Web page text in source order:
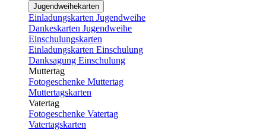
Jugendweihekarten
Einladungskarten Jugendweihe
Dankeskarten Jugendweihe
Einschulungskarten
Einladungskarten Einschulung
Danksagung Einschulung
Muttertag
Fotogeschenke Muttertag
Muttertagskarten
Vatertag
Fotogeschenke Vatertag
Vatertagskarten